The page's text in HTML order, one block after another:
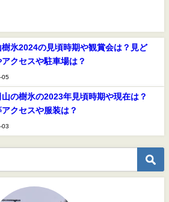
樹氷2024の見頃時期や観賞会は？見ど
アクセスや駐車場は？
05
山の樹氷の2023年見頃時期や現在は？
クセスや服装は？
03